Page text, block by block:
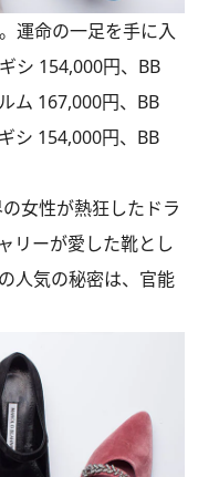
運命の一足を手に入
シ 154,000円、BB
ム 167,000円、BB
シ 154,000円、BB
女性が熱狂したドラ
リーが愛した靴とし
人気の秘密は、官能